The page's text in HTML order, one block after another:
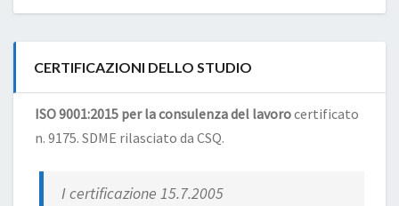
CERTIFICAZIONI DELLO STUDIO
ISO 9001:2015 per la consulenza del lavorocertificato
n. 9175. SDME rilasciato da CSQ.
I certificazione 15.7.2005